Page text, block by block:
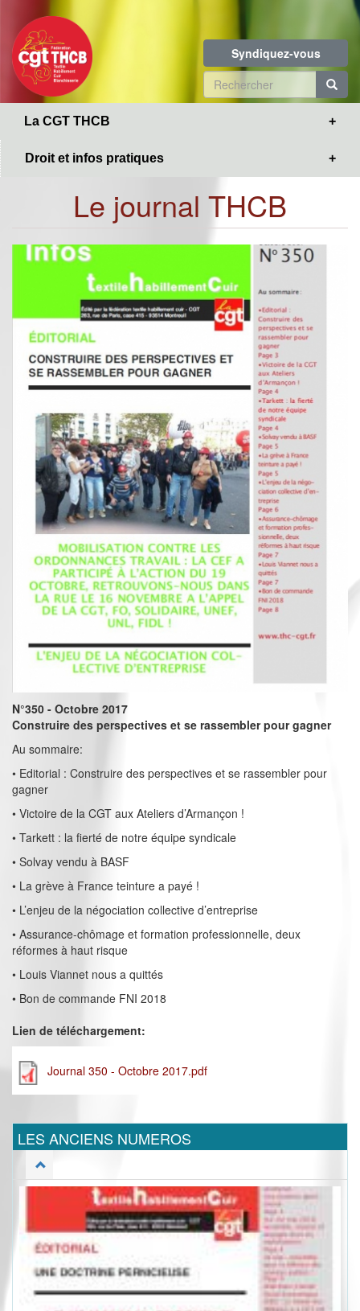
contenu
principal
Syndiquez-vous
Formulaire
de
La CGT THCB
Droit et infos pratiques
Le journal THCB
N°350 - Octobre 2017
Construire des perspectives et se rassembler pour gagner
Au sommaire:
• Editorial : Construire des perspectives et se rassembler pour
gagner
• Victoire de la CGT aux Ateliers d’Armançon !
• Tarkett : la fierté de notre équipe syndicale
• Solvay vendu à BASF
• La grève à France teinture a payé !
• L’enjeu de la négociation collective d’entreprise
• Assurance-chômage et formation professionnelle, deux
réformes à haut risque
• Louis Viannet nous a quittés
• Bon de commande FNI 2018
Lien de téléchargement:
Journal 350 - Octobre 2017.pdf
LES ANCIENS NUMEROS